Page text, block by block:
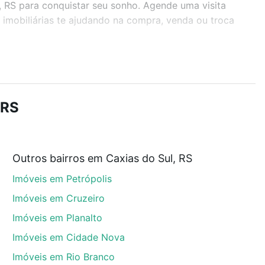
para conquistar seu sonho. Agende uma visita
te ajudando na compra, venda ou troca
os filtros como quantidade de quartos, suítes, com
salão de festas ou área verde e encontrar
que custam a partir de R$ 0 e com nossas
dos custos envolvidos no processo de compra,
sonhos com segurança e conforto. Loft, com você
Outros bairros em Caxias do Sul, RS
Imóveis em Petrópolis
Imóveis em Cruzeiro
Imóveis em Planalto
Imóveis em Cidade Nova
Imóveis em Rio Branco